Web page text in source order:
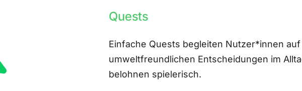
Quests
Einfache Quests begleiten Nutzer*innen
umweltfreundlichen Entscheidungen im
belohnen spielerisch.